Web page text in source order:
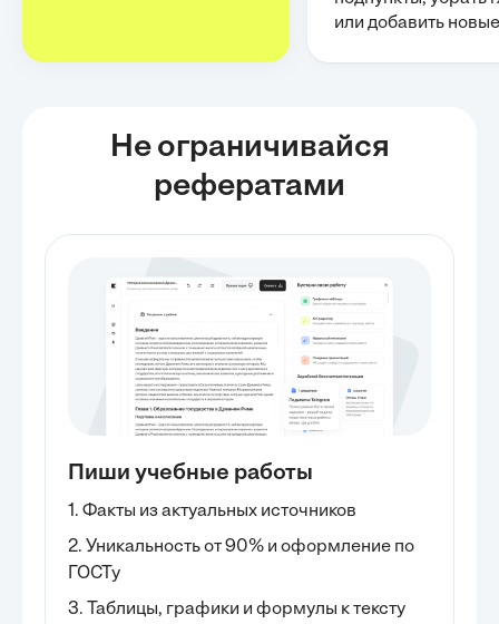
или добавить новые
Не ограничивайся
рефератами
Пиши учебные работы
1. Факты из актуальных источников
2. Уникальность от 90% и оформление по
ГОСТу
3. Таблицы, графики и формулы к тексту